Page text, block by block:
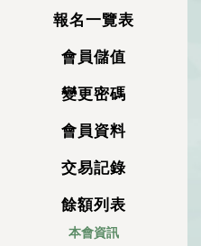
報名一覽表
會員儲值
變更密碼
會員資料
交易記錄
餘額列表
本會資訊